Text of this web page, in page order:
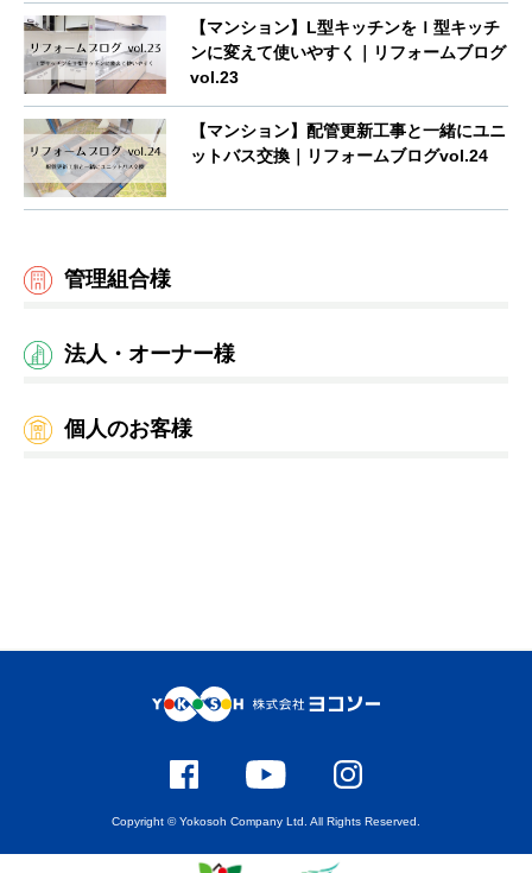
【マンション】L型キッチンをＩ型キッチ
ンに変えて使いやすく｜リフォームブログ
vol.23
【マンション】配管更新工事と一緒にユニ
ットバス交換｜リフォームブログvol.24
管理組合様
法人・オーナー様
個人のお客様
Copyright © Yokosoh Company Ltd. All Rights Reserved.